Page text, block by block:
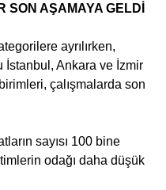
SON AŞAMAYA GELDİ
ayrılırken,
Ankara ve İzmir
çalışmalarda son
sayısı 100 bine
odağı daha düşük